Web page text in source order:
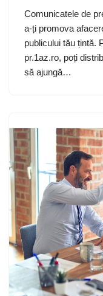
Comunicatele de
a-ți promova
publicului tău țintă.
pr.1az.ro, poți
să ajungă…